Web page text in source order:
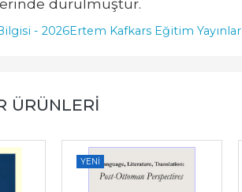
- 2026Ertem Kafkars Eğitim
ÜRÜNLERI
YENI